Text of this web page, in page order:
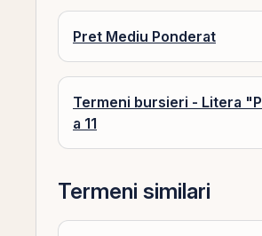
Pret Mediu Ponderat
Termeni bursieri - Litera
a 11
Termeni similari